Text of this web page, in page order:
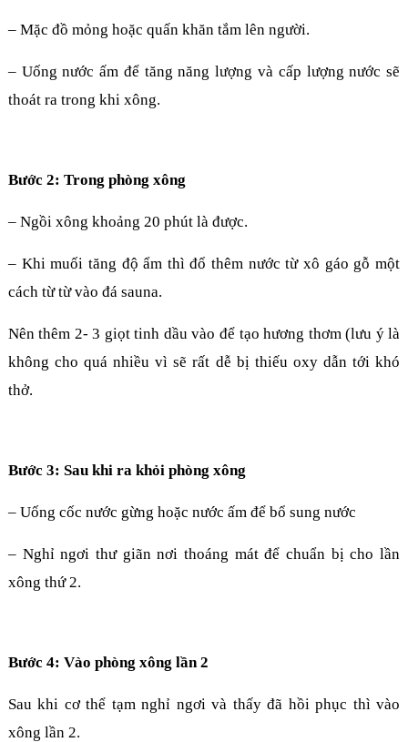
– Mặc đồ mỏng hoặc quấn khăn tắm lên người.
– Uống nước ấm để tăng năng lượng và cấp lượng nước sẽ
thoát ra trong khi xông.
Bước 2: Trong phòng xông
– Ngồi xông khoảng 20 phút là được.
– Khi muối tăng độ ẩm thì đổ thêm nước từ xô gáo gỗ một
cách từ từ vào đá sauna.
Nên thêm 2- 3 giọt tinh dầu vào để tạo hương thơm (lưu ý là
không cho quá nhiều vì sẽ rất dễ bị thiếu oxy dẫn tới khó
thở.
Bước 3: Sau khi ra khỏi phòng xông
– Uống cốc nước gừng hoặc nước ấm để bổ sung nước
– Nghỉ ngơi thư giãn nơi thoáng mát để chuẩn bị cho lần
xông thứ 2.
Bước 4: Vào phòng xông lần 2
Sau khi cơ thể tạm nghỉ ngơi và thấy đã hồi phục thì vào
xông lần 2.